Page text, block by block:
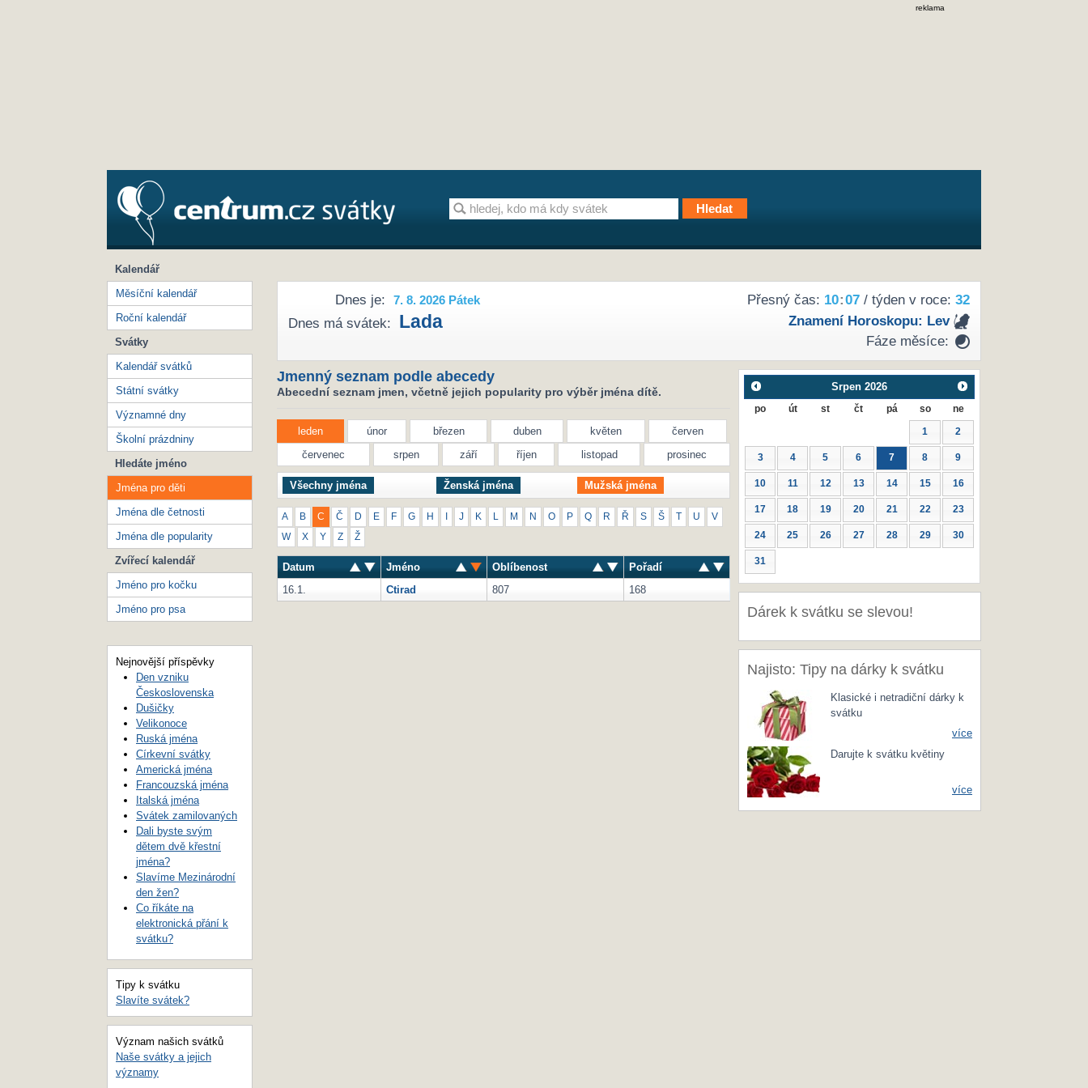
reklama
Přesný čas: 10:07/ týden v roce: 32
Znamení Horoskopu: Lev
Fáze měsíce:
Dnes je: 7. 8. 2026 Pátek
Dnes má svátek: Lada
Jmenný seznam podle abecedy
Abecední seznam jmen, včetně jejich popularity pro výběr jména dítě.
leden únor březen duben květen
červen
červenec
srpen září říjen listopad prosinec
Všechny jména Ženská jména Mužská jména
A B C Č D E F G H J K M N O P Q R Ř S Š U V
W X Y Z Ž
Datum Jméno Oblíbenost
Pořadí
16.1.
Ctirad 807 168
Srpen 2026
po út st čt pá so ne
1 2
3 4 5 6 7 8 9
10 11 12 13 14 15 16
17 18 19 20 21 22 23
24 25 26 27 28 29 30
31
Dárek k svátku se slevou!
Najisto: Tipy na dárky k svátku
Klasické i netradiční dárky k
svátku
více
Darujte k svátku květiny
více
Kalendář
Měsíční kalendář
Roční kalendář
Svátky
Kalendář svátků
Státní svátky
Významné dny
Školní prázdniny
Hledáte jméno
Jména pro děti
Jména dle četnosti
Jména dle popularity
Zvířecí kalendář
Jméno pro kočku
Jméno pro psa
Nejnovější příspěvky
Den vzniku
Československa
Dušičky
Velikonoce
Ruská jména
Církevní svátky
Americká jména
Francouzská jména
Italská jména
Svátek zamilovaných
Dali byste svým
dětem dvě křestní
jména?
Slavíme Mezinárodní
den žen?
Co říkáte na
elektronická přání k
svátku?
Tipy k svátku
Slavíte svátek?
Význam našich svátků
Naše svátky a jejich
významy